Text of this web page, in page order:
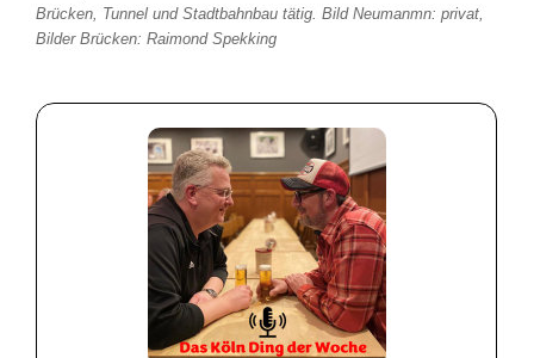
Brücken, Tunnel und Stadtbahnbau tätig. Bild Neumanmn: privat,
Bilder Brücken: Raimond Spekking